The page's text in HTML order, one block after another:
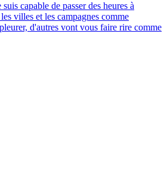
capable de passer des heures à
villes et les campagnes comme
d'autres vont vous faire rire comme